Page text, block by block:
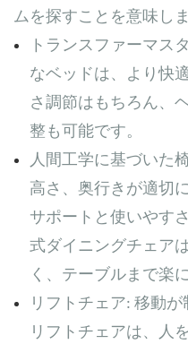
ムを探すことを意味しま
トランスファーマス
なベッドは、より快
さ調節はもちろん、
整も可能です。
人間工学に基づいた
高さ、奥行きが適切
サポートと使いやす
式ダイニングチェア
く、テーブルまで楽
リフトチェア: 移動
リフトチェアは、人